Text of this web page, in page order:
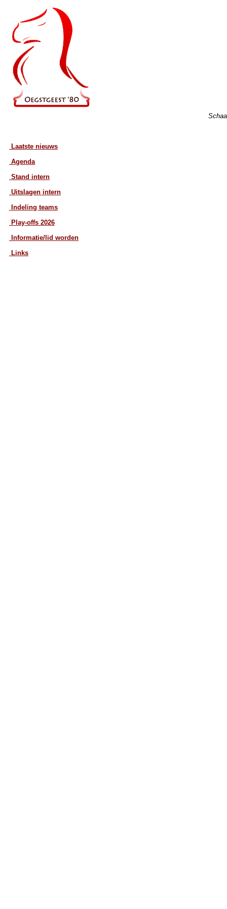
Laatste nieuws
Agenda
Stand intern
Uitslagen intern
Indeling teams
Play-offs 2026
Informatie/lid worden
Links